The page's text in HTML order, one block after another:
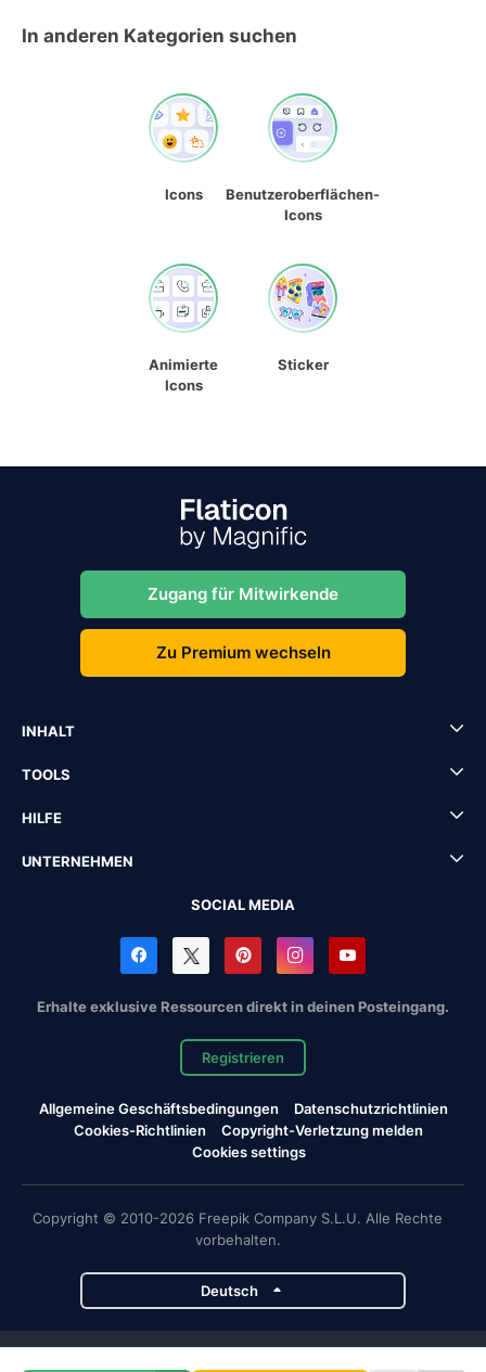
In anderen Kategorien suchen
Icons
Benutzeroberflächen-
Icons
Animierte
Icons
Sticker
Zugang für Mitwirkende
Zu Premium wechseln
INHALT
TOOLS
HILFE
UNTERNEHMEN
SOCIAL MEDIA
Erhalte exklusive Ressourcen direkt in deinen Posteingang.
Registrieren
Allgemeine Geschäftsbedingungen
Datenschutzrichtlinien
Cookies-Richtlinien
Copyright-Verletzung melden
Cookies settings
Copyright © 2010-2026 Freepik Company S.L.U. Alle Rechte
vorbehalten.
Deutsch